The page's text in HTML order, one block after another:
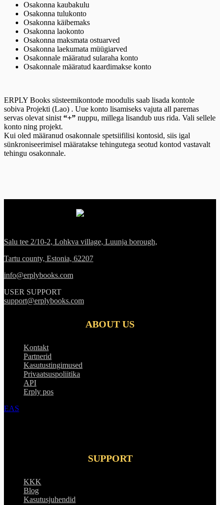
Osakonna kaubakulu
Osakonna tulukonto
Osakonna käibemaks
Osakonna laokonto
Osakonna maksmata ostuarved
Osakonna laekumata müügiarved
Osakonnale määratud sularaha konto
Osakonnale määratud kaardimakse konto
ERPLY Books süsteemikontode moodulis saab lisada kontole
sobiva Projekti (Lao) . Uue konto lisamiseks vajuta all paremas
servas olevat sinist“+” nuppu, millega lisandub uus rida. Vali sellele
konto ning projekt.
Kui oled määranud osakonnale spetsiifilisi kontosid, siis igal
sünkroniseerimisel määratakse tehingutega seotud kontod vastavalt
tehingu osakonnale.
Salu tee 2/10-2, Lohkva village, Luunja borough,
Tartu county, Estonia, 62207
info@erplybooks.com
USER SUPPORT
support@erplybooks.com
ABOUT US
Kontakt
Partnerid
Kasutustingimused
Privaatsuspoliitika
API
Erply pos
EAS
SUPPORT
KKK
Blog
Kasutusjuhendid